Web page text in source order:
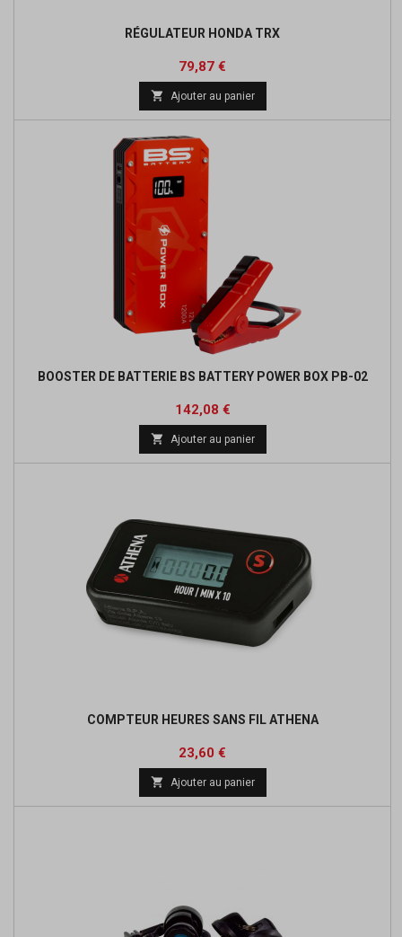
RÉGULATEUR HONDA TRX
Prix
79,87 €
base
 Ajouter au panier
BOOSTER DE BATTERIE BS BATTERY POWER BOX PB-02
Prix
142,08 €Prix
de
base
 Ajouter au panier
COMPTEUR HEURES SANS FIL ATHENA
Prix
23,60 €
base
 Ajouter au panier